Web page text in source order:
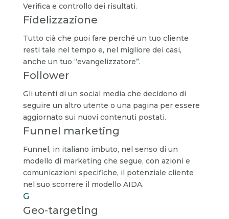
Verifica e controllo dei risultati.
Fidelizzazione
Tutto cià che puoi fare perché un tuo cliente
resti tale nel tempo e, nel migliore dei casi,
anche un tuo “evangelizzatore”.
Follower
Gli utenti di un social media che decidono di
seguire un altro utente o una pagina per essere
aggiornato sui nuovi contenuti postati.
Funnel marketing
Funnel, in italiano imbuto, nel senso di un
modello di marketing che segue, con azioni e
comunicazioni specifiche, il potenziale cliente
nel suo scorrere il modello AIDA.
G
Geo-targeting